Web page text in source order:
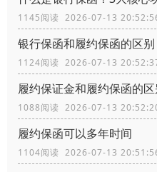
1145阅读 2026-07-13
银行保函和履约保函的区别
1124阅读 2026-07-13
履约保证金和履约保函的区
1088阅读 2026-07-13
履约保函可以多年时间
1104阅读 2026-07-13